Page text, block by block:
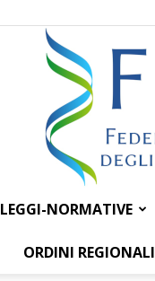
LEGGI-NORMATIVE
ORDINI REGIONALI